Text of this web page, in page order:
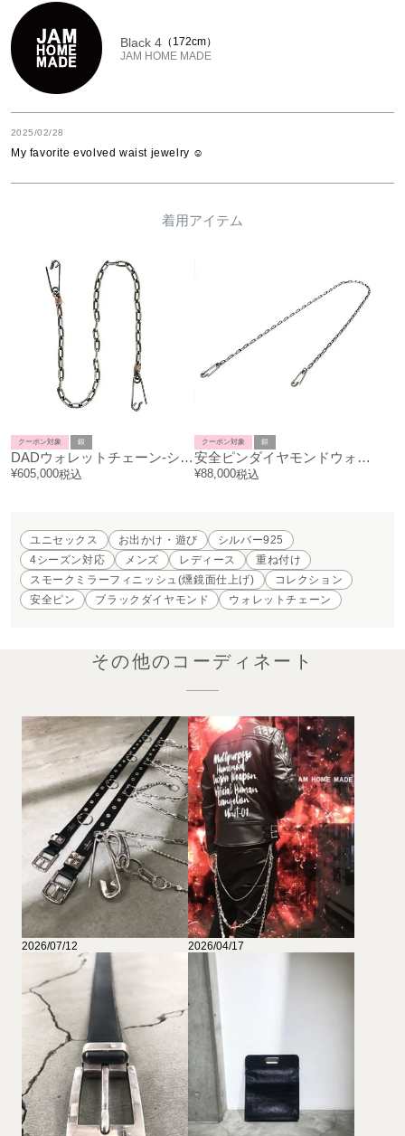
Black 4
JAM HOME MADE
172cm
2025/02/28
My favorite evolved waist jewelry ☺︎
着用アイテム
DADウォレットチェーン-シルバー925-
クーポン対象 銀
¥605,000税込
安全ピンダイヤモンドウォレットチェーンM-シルバー
クーポン対象 銀
¥88,000税込
ユニセックス お出かけ・遊び
シルバー925
4シーズン対応
メンズ レディース
重ね付け
スモークミラーフィニッシュ(燻鏡面仕上げ)
コレクション
安全ピン
ブラックダイヤモンド ウォレットチェーン
その他のコーディネート
2026/07/12 2026/04/17